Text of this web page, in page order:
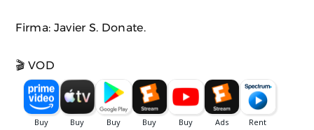
Firma: Javier S. Donate.
🎬 VOD